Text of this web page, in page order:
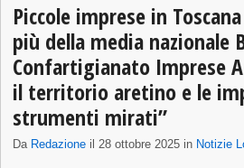
Piccole imprese in
più della media nazionale
Confartigianato Imprese
il territorio aretino e le
strumenti mirati”
Da Redazione il 28 ottobre 2025 in Notizie